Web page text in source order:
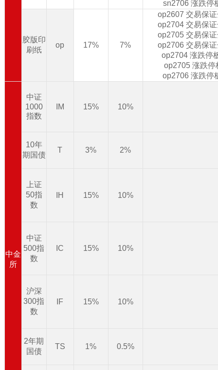
sn2706 涨跌停
胶版印
刷纸
op 17% 7%
op2607 交易保
op2704 交易保
op2705 交易保
op2706 交易保
op2704 涨跌停
op2705 涨跌
op2706 涨跌停
中金
所
中证
1000
指数
IM 15% 10%
10年
期国债
T 3% 2%
上证
50指
数
IH 15% 10%
中证
500指
数
IC 15% 10%
沪深
300指
数
IF 15% 10%
2年期
国债
TS 1% 0.5%